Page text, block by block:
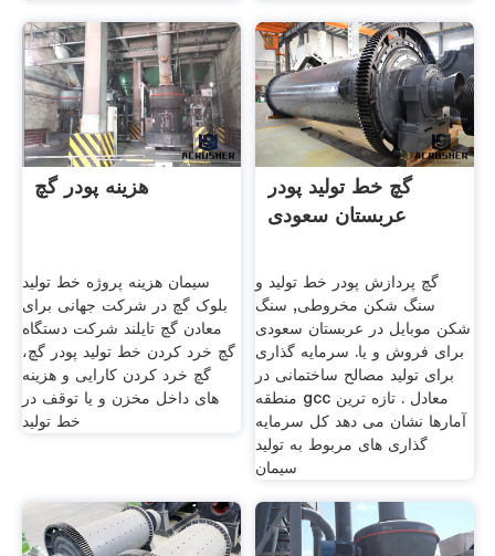
هزینه پودر گچ
سیمان هزینه پروژه خط تولید
بلوک گچ در شرکت جهانی برای
معادن گچ تایلند شرکت دستگاه
گچ خرد کردن خط تولید پودر گچ،
گچ خرد کردن کارایی و هزینه
های داخل مخزن و یا توقف در
خط تولید
گچ خط تولید پودر
عربستان سعودی
گچ پردازش پودر خط تولید و
سنگ شکن مخروطی, سنگ
شکن موبایل در عربستان سعودی
برای فروش و یا. سرمایه گذاری
برای تولید مصالح ساختمانی در
منطقه gcc معادل . تازه ترین
آمارها نشان می دهد کل سرمایه
گذاری های مربوط به تولید
سیمان